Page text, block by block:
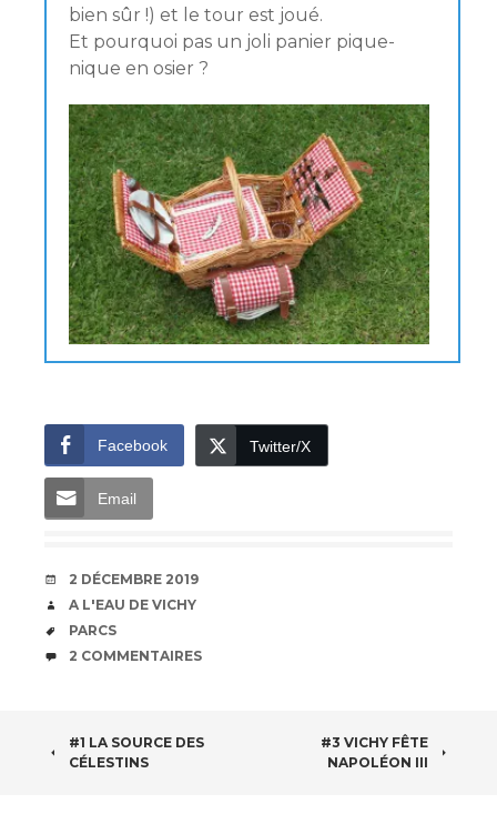
bien sûr !) et le tour est joué.
Et pourquoi pas un joli panier pique-
nique en osier ?
Facebook Twitter/X
Email
DATE
2 DÉCEMBRE 2019
AUTEUR
A L'EAU DE VICHY
ÉTIQUETTES
PARCS
COMMENTAIRES
2 COMMENTAIRES
NAVIGATION
#1 LA SOURCE DES
CÉLESTINS
#3 VICHY FÊTE
NAPOLÉON III